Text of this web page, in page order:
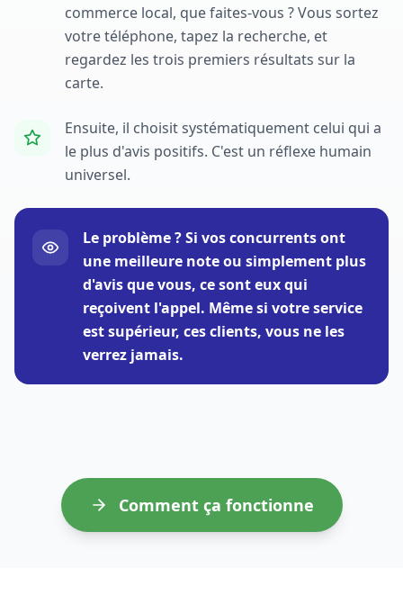
commerce local, que faites-vous ? Vous sortez
votre téléphone, tapez la recherche, et
regardez les trois premiers résultats sur la
carte.
Ensuite, il choisit systématiquement celui qui a
le plus d'avis positifs. C'est un réflexe humain
universel.
Le problème ? Si vos concurrents ont
une meilleure note ou simplement plus
d'avis que vous, ce sont eux qui
reçoivent l'appel. Même si votre service
est supérieur, ces clients, vous ne les
verrez jamais.
Comment ça fonctionne